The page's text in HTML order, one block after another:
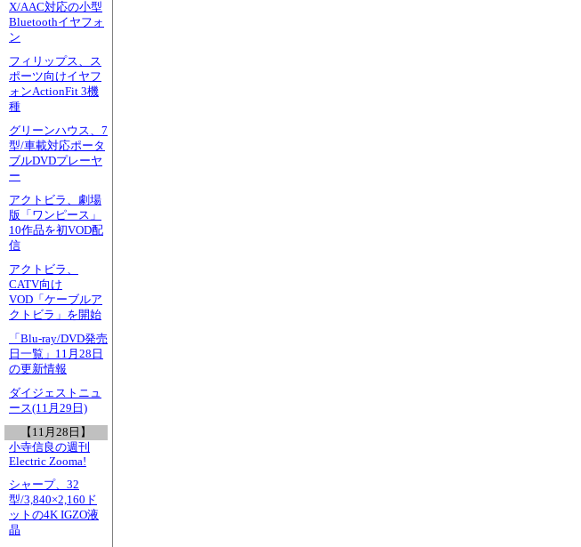
X/AAC対応の小型
Bluetoothイヤフォ
ン
フィリップス、ス
ポーツ向けイヤフ
ォンActionFit 3機
種
グリーンハウス、7
型/車載対応ポータ
ブルDVDプレーヤ
ー
アクトビラ、劇場
版「ワンピース」
10作品を初VOD配
信
アクトビラ、
CATV向け
VOD「ケーブルア
クトビラ」を開始
「Blu-ray/DVD発売
日一覧」11月28日
の更新情報
ダイジェストニュ
ース(11月29日)
【11月28日】
小寺信良の週刊
Electric Zooma!
シャープ、32
型/3,840×2,160ド
ットの4K IGZO液
晶